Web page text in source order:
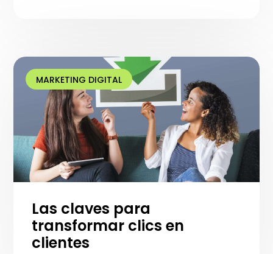
MARKETING DIGITAL
Las claves para
transformar clics en
clientes